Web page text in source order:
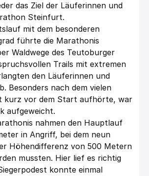
das Ziel der Läuferinnen und
Steinfurt.
mit dem besonderen
führte die Marathonis
Waldwege des Teutoburger
Trails mit extremen
den Läuferinnen und
Besonders nach dem vielen
kurz vor dem Start aufhörte, war
aufgeweicht.
nahmen den Hauptlauf
in Angriff, bei dem neun
Höhendifferenz von 500 Metern
mussten. Hier lief es richtig
konnte einmal